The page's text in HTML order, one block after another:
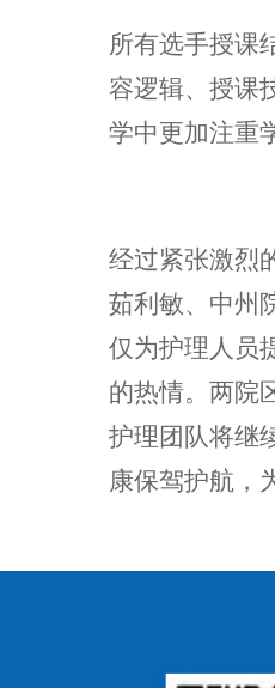
所有选手授课
容逻辑、授课
学中更加注重
经过紧张激烈
茹利敏、中州
仅为护理人员
的热情。两院
护理团队将继
康保驾护航，